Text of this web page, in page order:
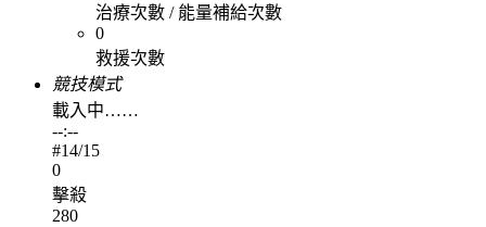
治療次數 / 能量補給次數
0
救援次數
競技模式
載入中……
--:--
#14/15
0
擊殺
280